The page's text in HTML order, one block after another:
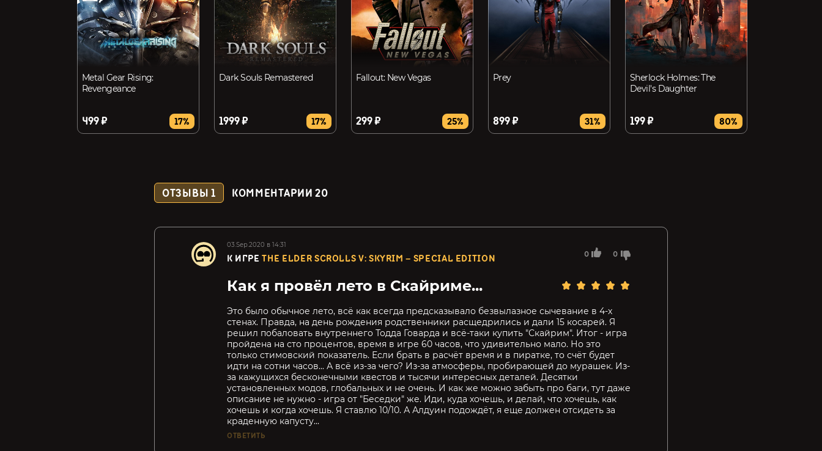
Metal Gear Rising:
Revengeance
499 ₽ 17%
Dark Souls Remastered
1999 ₽ 17%
Fallout: New Vegas
299 ₽ 25%
Prey
899 ₽ 31%
Sherlock Holmes: The
Devil's Daughter
199 ₽ 80%
ОТЗЫВЫ1 КОММЕНТАРИИ20
03.Sep.2020 в 14:31
К ИГРЕTHE ELDER SCROLLS V: SKYRIM – SPECIAL EDITION 0 0
Как я провёл лето в Скайриме...
Это было обычное лето, всё как всегда предсказывало безвылазное сычевание в 4-х
стенах. Правда, на день рождения родственники расщедрились и дали 15 косарей. Я
решил побаловать внутреннего Тодда Говарда и всё-таки купить "Скайрим". Итог - игра
пройдена на сто процентов, время в игре 60 часов, что удивительно мало. Но это
только стимовский показатель. Если брать в расчёт время и в пиратке, то счёт будет
идти на сотни часов... А всё из-за чего? Из-за атмосферы, пробирающей до мурашек. Из-
за кажущихся бесконечными квестов и тысячи интересных деталей. Десятки
установленных модов, глобальных и не очень. И как же можно забыть про баги, тут даже
описание не нужно - игра от "Беседки" же. Иди, куда хочешь, и делай, что хочешь, как
хочешь и когда хочешь. Я ставлю 10/10. А Алдуин подождёт, я еще должен отсидеть за
краденную капусту...
ОТВЕТИТЬ